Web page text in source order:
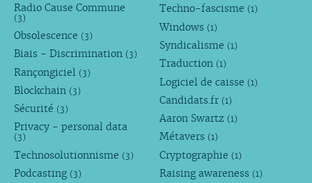
Radio Cause Commune
(3)
Obsolescence (3)
Biais - Discrimination (3)
Rançongiciel (3)
Blockchain (3)
Sécurité (3)
Privacy - personal data
(3)
Technosolutionnisme (3)
Podcasting (3)
Techno-fascisme (1)
Windows (1)
Syndicalisme (1)
Traduction (1)
Logiciel de caisse (1)
Candidats.fr (1)
Aaron Swartz (1)
Métavers (1)
Cryptographie (1)
Raising awareness (1)